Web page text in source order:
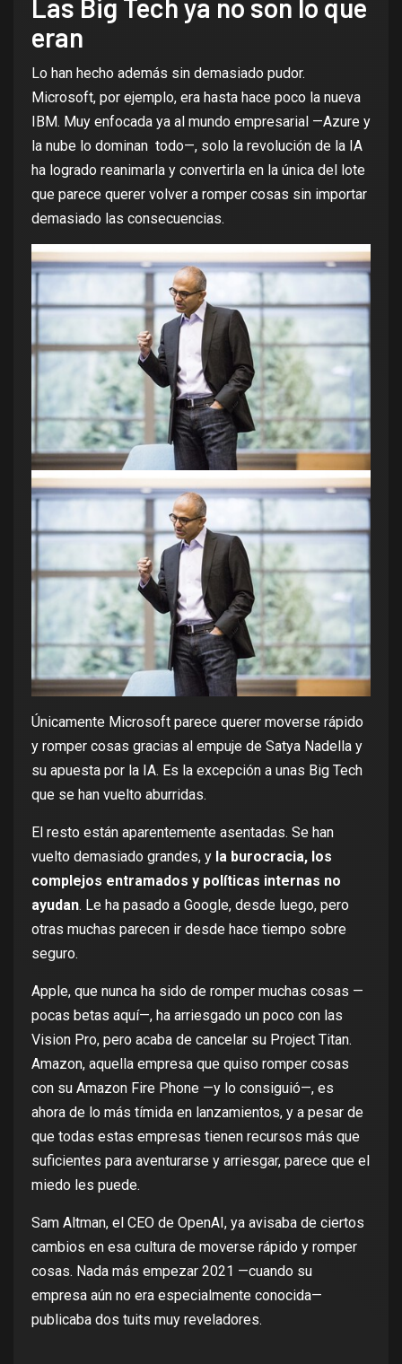
Las Big Tech ya no son lo que
eran
Lo han hecho además sin demasiado pudor.
Microsoft, por ejemplo, era hasta hace poco la nueva
IBM. Muy enfocada ya al mundo empresarial —Azure y
la nube lo dominan todo—, solo la revolución de la IA
ha logrado reanimarla y convertirla en la única del lote
que parece querer volver a romper cosas sin importar
demasiado las consecuencias.
Únicamente Microsoft parece querer moverse rápido
y romper cosas gracias al empuje de Satya Nadella y
su apuesta por la IA. Es la excepción a unas Big Tech
que se han vuelto aburridas.
El resto están aparentemente asentadas. Se han
vuelto demasiado grandes, y la burocracia, los
complejos entramados y políticas internas no
ayudan. Le ha pasado a Google, desde luego, pero
otras muchas parecen ir desde hace tiempo sobre
seguro.
Apple, que nunca ha sido de romper muchas cosas —
pocas betas aquí—, ha arriesgado un poco con las
Vision Pro, pero acaba de cancelar su Project Titan.
Amazon, aquella empresa que quiso romper cosas
con su Amazon Fire Phone —y lo consiguió—, es
ahora de lo más tímida en lanzamientos, y a pesar de
que todas estas empresas tienen recursos más que
suficientes para aventurarse y arriesgar, parece que el
miedo les puede.
Sam Altman, el CEO de OpenAI, ya avisaba de ciertos
cambios en esa cultura de moverse rápido y romper
cosas. Nada más empezar 2021 —cuando su
empresa aún no era especialmente conocida—
publicaba dos tuits muy reveladores.